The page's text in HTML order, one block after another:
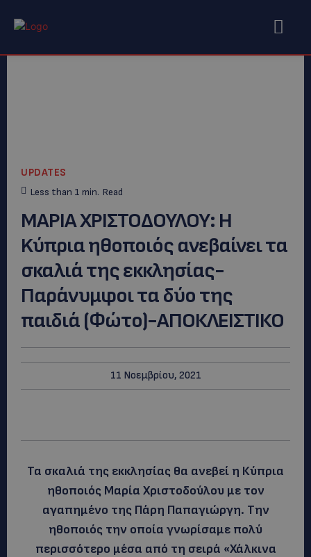
UPDATES
Less than 1 min. Read
MAΡΙΑ ΧΡΙΣΤΟΔΟΥΛΟΥ: H
Kύπρια ηθοποιός ανεβαίνει τα
σκαλιά της εκκλησίας-
Παράνυμφοι τα δύο της
παιδιά (Φώτο)-ΑΠΟΚΛΕΙΣΤΙΚΟ
11 Νοεμβρίου, 2021
Τα σκαλιά της εκκλησίας θα ανεβεί η Κύπρια
ηθοποιός Μαρία Χριστοδούλου με τον
αγαπημένο της Πάρη Παπαγιώργη. Την
ηθοποιός την οποία γνωρίσαμε πολύ
περισσότερο μέσα από τη σειρά «Χάλκινα